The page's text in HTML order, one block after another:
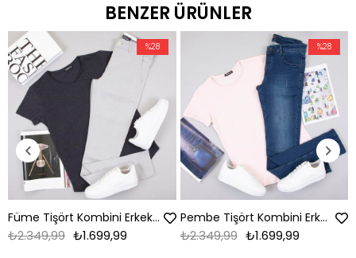
BENZER ÜRÜNLER
Füme Tişört Kombini Erkek | Slim Fit Şık Komple Set
₺1.699,99
₺2.349,99
%28
Pembe Tişört Kombini Erkek | Slim Fit Şık Komple Set
₺1.699,99
₺2.349,99
%28